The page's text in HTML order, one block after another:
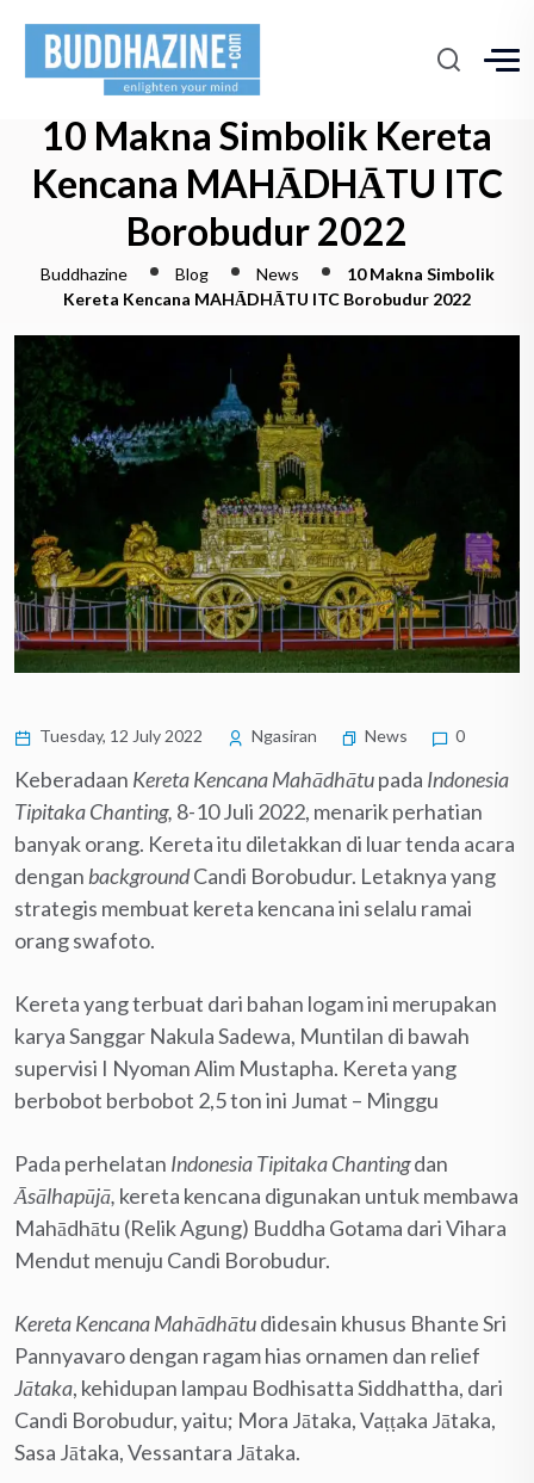
10 Makna Simbolik Kereta
Kencana MAHĀDHĀTU ITC
Borobudur 2022
Buddhazine Blog News
10 Makna Simbolik
Kereta Kencana MAHĀDHĀTU ITC Borobudur 2022
Tuesday, 12 July 2022 Ngasiran News 0
Keberadaan Kereta Kencana Mahādhātupada Indonesia
Tipitaka Chanting, 8-10 Juli 2022, menarik perhatian
banyak orang. Kereta itu diletakkan di luar tenda acara
dengan backgroundCandi Borobudur. Letaknya yang
strategis membuat kereta kencana ini selalu ramai
orang swafoto.
Kereta yang terbuat dari bahan logam ini merupakan
karya Sanggar Nakula Sadewa, Muntilan di bawah
supervisi I Nyoman Alim Mustapha. Kereta yang
berbobot berbobot 2,5 ton ini Jumat – Minggu
Pada perhelatan Indonesia Tipitaka Chantingdan
Āsālhapūjā, kereta kencana digunakan untuk membawa
Mahādhātu (Relik Agung) Buddha Gotama dari Vihara
Mendut menuju Candi Borobudur.
Kereta Kencana Mahādhātudidesain khusus Bhante Sri
Pannyavaro dengan ragam hias ornamen dan relief
Jātaka, kehidupan lampau Bodhisatta Siddhattha, dari
Candi Borobudur, yaitu; Mora Jātaka, Vaṭṭaka Jātaka,
Sasa Jātaka, Vessantara Jātaka.